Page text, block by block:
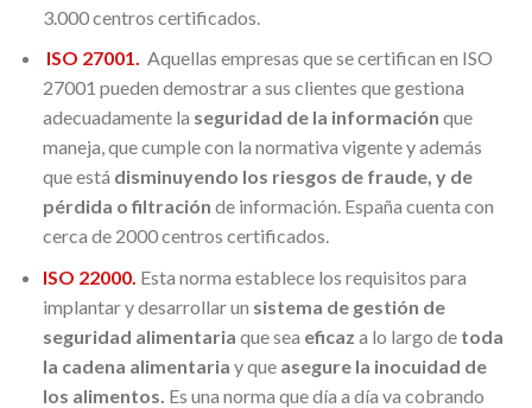
3.000 centros certificados.
ISO 27001. Aquellas empresas que se certifican en ISO
27001 pueden demostrar a sus clientes que gestiona
adecuadamente la seguridad de la información que
maneja, que cumple con la normativa vigente y además
que está disminuyendo los riesgos de fraude, y de
pérdida o filtración de información. España cuenta con
cerca de 2000 centros certificados.
ISO 22000. Esta norma establece los requisitos para
implantar y desarrollar un sistema de gestión de
seguridad alimentaria que sea eficaz a lo largo de toda
la cadena alimentaria y que asegure la inocuidad de
los alimentos. Es una norma que día a día va cobrando